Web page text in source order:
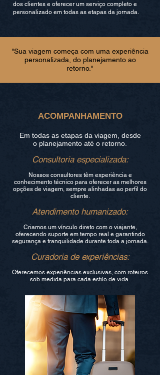
dos clientes e oferecer um serviço completo e
personalizado em todas as etapas da jornada.
"Sua viagem começa com uma experiência
personalizada, do planejamento ao
retorno."
ACOMPANHAMENTO
Em todas as etapas da viagem, desde
o planejamento até o retorno.
Consultoria especializada:
Nossos consultores têm experiência e
conhecimento técnico para oferecer as melhores
opções de viagem, sempre alinhadas ao perfil do
cliente.
Atendimento humanizado:
Criamos um vínculo direto com o viajante,
oferecendo suporte em tempo real e garantindo
segurança e tranquilidade durante toda a jornada.
Curadoria de experiências:
Oferecemos experiências exclusivas, com roteiros
sob medida para cada estilo de vida.